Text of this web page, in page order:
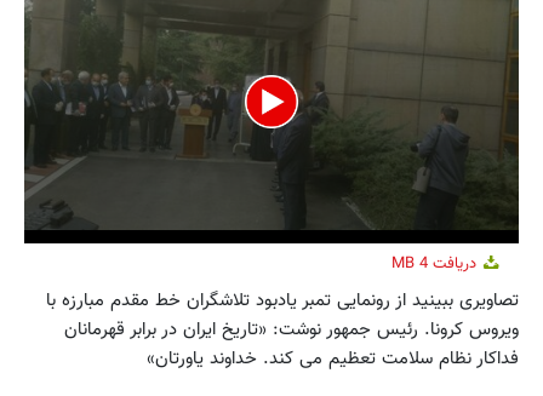
0
minute,
دریافت 4 MB
تصاویری ببینید از رونمایی تمبر یادبود تلاشگران خط مقدم مبارزه با
ویروس کرونا. رئیس جمهور نوشت: «تاریخ ایران در برابر قهرمانان
فداکار نظام سلامت تعظیم می کند. خداوند یاورتان»